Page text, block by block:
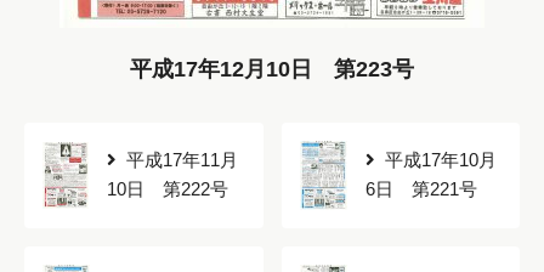
平成17年12月10日 第223号
平成17年11月
10日 第222号
平成17年10月
6日 第221号